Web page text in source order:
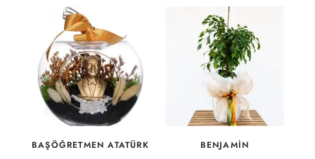
BAŞÖĞRETMEN ATATÜRK
BENJAMIN